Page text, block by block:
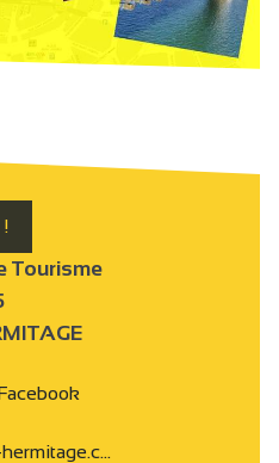
!
Tourisme